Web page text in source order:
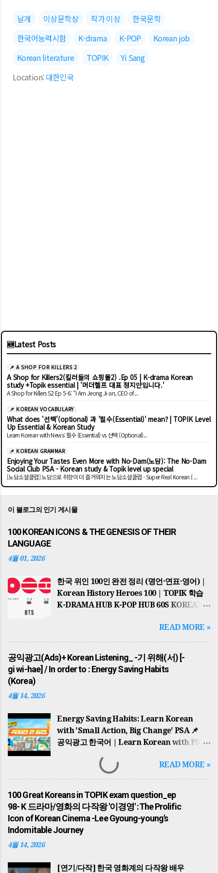
날개 이상문학상 작가 이상
한국문학
한국어능력시험
K-drama K-POP
Korean job
Korean literature
TOPIK
Yi Sang
Location:대한민국
🆕Latest Posts
📌 A SHOP FOR KILLERS 2
A Shop for Killers2(킬러들의 쇼핑몰2) .Ep 05 | K-drama Korean
study +Topik essential | '머더헬프 대표 정지안입니다.'
A Shop for Killers S2 Ep 5-6: "I Am Jeong Ji-an, CEO of...
📌 KOREAN VOCABULARY
What does '선택'(optional) 과 '필수(Essential)' mean? | TOPIK Level
Up Essential & Korean Study
Learn Korean with News: 필수 (Essential) vs 선택 (Optional)...
📌 KOREAN GRAMMAR
Enjoying Your Tastes Even More with No-Dam(노담): The No-Dam
Social Club PSA - Korean study & Topik level up special
[노담소셜클럽] 노담으로 취향이 더 즐거워지는 노담소셜클럽 - Super Real Korean { ...
이 블로그의 인기 게시물
100 KOREAN ICONS & THE GENESIS OF THEIR
LANGUAGE
4월 01, 2026
한국 위인 100인 완전 정리 (명언·연표·영어) |
Korean History Heroes 100 | TOPIK 학습
K-DRAMA HUB K-POP HUB 60S KOREAN
HISTORICAL JOB & NEWS PSA KOREAN
REAL TASTE TOP 10 POST 📌 2026년 최신
업데이트 반영 THE ULTIMATE
HISTORICAL HUB 세종대왕부터 BTS까지…
한국을 바꾼 100인의 이야기 100 KOREAN
한반도의 역사는 단군왕검 이 고조선을
건국하면서 시작되었습니다. '홍익인간'이라는
건국 이념은 오늘날까지 한국인의 정신적
지표가 되고 있습니다. 이후 고구려의 동명성왕
(주몽), 백제의 온조왕 , 신라의 박혁거세 는
각기 알에서 태어났다는 신비로운 탄생 설화를
가지고 각국을 세웠습니다. 가야의 김수로왕
역시 구지봉에서 내려온 황금 알을 통해 왕이
되었으며, 이들은 모두 하늘의 뜻을 받아
국가를 다스리기 시작했습니다. The history
The founding ideology of 'Hongik Ingan'
READ MORE »
공익광고(Ads)+ Korean Listening_ -기 위해(서) [-
gi wi-hae] / In order to : Energy Saving Habits
(Korea)
4월 14, 2026
Energy Saving Habits: Learn Korean
with 'Small Action, Big Change' PSA 📌
공익광고 한국어 | Learn Korean with PSA
Little Bother, A Big Participation: Energy
Saving Habits 🌍 배경 지식: 왜 에너지
절약인가? (Historical Background) 이
광고는 단순한 환경 보호를 넘어, 중동 전쟁
(Middle East War) 으로 인한 글로벌 에너지
위기와 자원 안보의 중요성을 배경으로 합니다.
한국은 에너지의 대부분을 수입에 의존하기
goes beyond environmental protection;
READ MORE »
100 Great Koreans in TOPIK exam question_ep
98- K 드라마/영화의 다작왕 '이경영' :The Prolific
Icon of Korean Cinema -Lee Gyoung-young's
Indomitable Journey
4월 14, 2026
[연기/다작] 한국 영화계의 다작왕 배우